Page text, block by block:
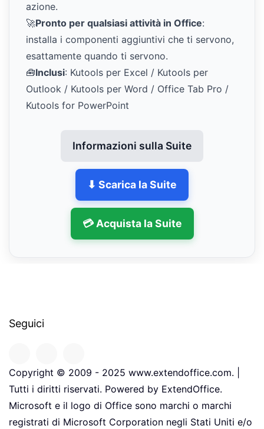
azione.
🚀Pronto per qualsiasi attività in Office:
installa i componenti aggiuntivi che ti servono,
esattamente quando ti servono.
🧰Inclusi: Kutools per Excel / Kutools per
Outlook / Kutools per Word / Office Tab Pro /
Kutools for PowerPoint
Informazioni sulla Suite
⬇ Scarica la Suite
💳 Acquista la Suite
Seguici
Copyright © 2009 - 2025 www.extendoffice.com. |
Tutti i diritti riservati. Powered by ExtendOffice.
Microsoft e il logo di Office sono marchi o marchi
registrati di Microsoft Corporation negli Stati Uniti e/o